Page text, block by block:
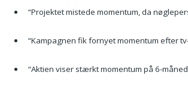
“Projektet mistede momentum, da
“Kampagnen fik fornyet momentum efter
“Aktien viser stærkt momentum på 6-